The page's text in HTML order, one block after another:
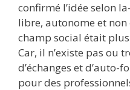
confirmé l’idée selon
libre, autonome et
champ social était
Car, il n’existe pas ou
d’échanges et
pour des